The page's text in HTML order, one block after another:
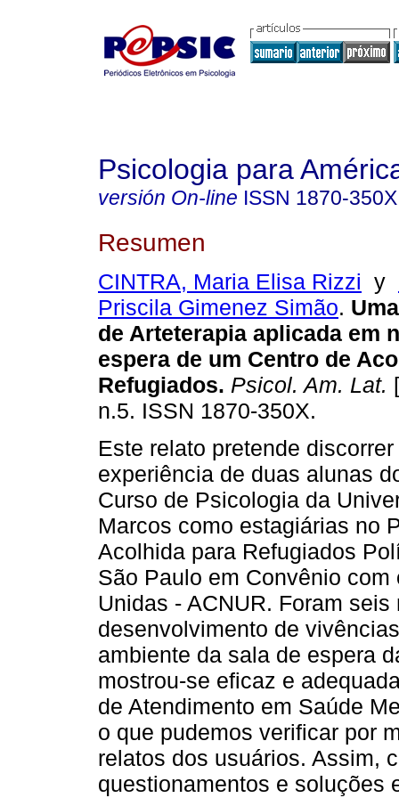
Psicologia para
versión On-line ISSN 1870-350X
Resumen
CINTRA, Maria Elisa Rizzi y
Priscila Gimenez Simão.
de Arteterapia aplicada em
espera de um Centro de
Refugiados. Psicol. Am. Lat.
n.5. ISSN 1870-350X.
Este relato pretende
experiência de duas alunas
Curso de Psicologia da
Marcos como estagiárias no
Acolhida para Refugiados
São Paulo em Convênio
Unidas - ACNUR. Foram
desenvolvimento de
ambiente da sala de espera
mostrou-se eficaz e
de Atendimento em Saúde
o que pudemos verificar por
relatos dos usuários. Assim,
questionamentos e soluções